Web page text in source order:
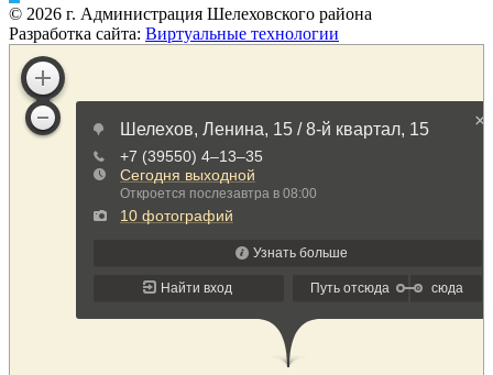
© 2026 г. Администрация Шелеховского района
Разработка сайта: Виртуальные технологии